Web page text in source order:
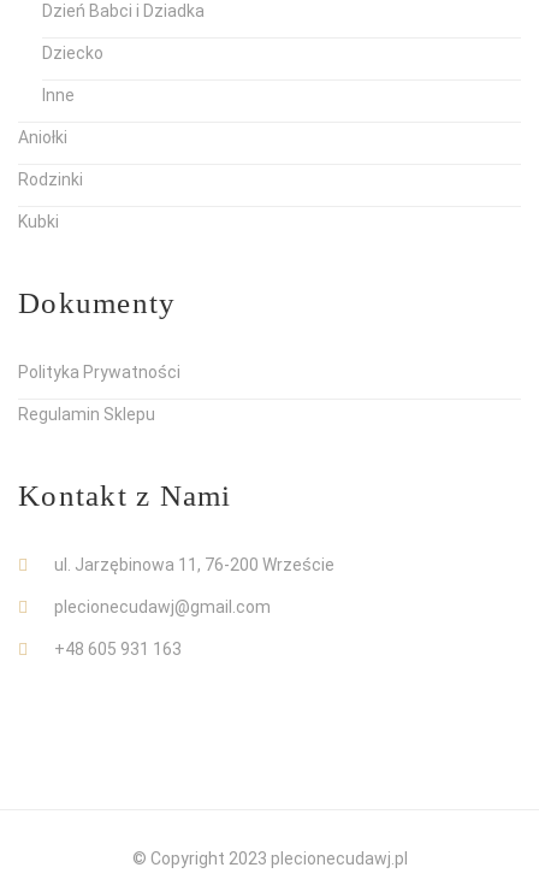
Dzień Babci i Dziadka
Dziecko
Inne
Aniołki
Rodzinki
Kubki
Dokumenty
Polityka Prywatności
Regulamin Sklepu
Kontakt z Nami
ul. Jarzębinowa 11, 76-200 Wrzeście
plecionecudawj@gmail.com
+48 605 931 163
© Copyright 2023 plecionecudawj.pl